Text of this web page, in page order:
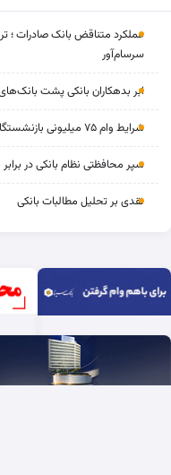
سرسام‌آور
ابر بدهکاران بانکی پشت بانک‌های
شرایط وام ۷۵ میلیونی بازنشستگان
سپر محافظتی نظام بانکی در
نقدی بر تحلیل مطالبات بانکی